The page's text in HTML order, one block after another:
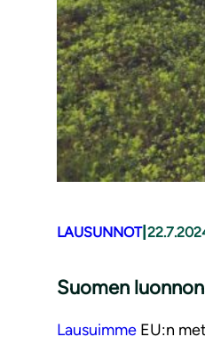
LAUSUNNOT|
Suomen
Lausuimme EU:n